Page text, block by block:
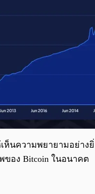
ห็นความพยายามอย่า
ของ Bitcoin ในอนาคต